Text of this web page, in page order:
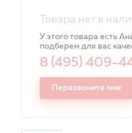
Товара нет в
У этого товара есть
подберем для вас
8 (495) 409-
Перезвоните мне